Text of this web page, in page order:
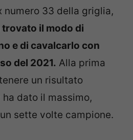
numero 33 della griglia,
trovato il modo di
e di cavalcarlo con
del 2021. Alla prima
un risultato
dato il massimo,
sette volte campione.